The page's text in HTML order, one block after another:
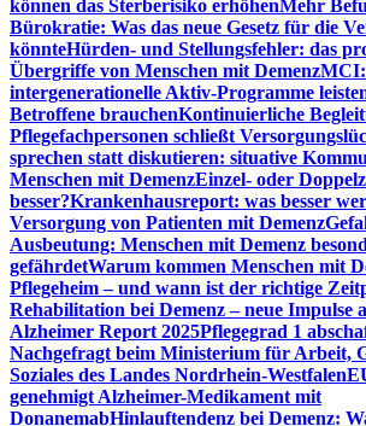
können das Sterberisiko erhöhenMehr
Bürokratie: Was das neue Gesetz für die
könnteHürden- und Stellungsfehler: das
Übergriffe von Menschen mit DemenzMCI:
intergenerationelle Aktiv-Programme
Betroffene brauchenKontinuierliche
Pflegefachpersonen schließt
sprechen statt diskutieren: situative
Menschen mit DemenzEinzel- oder
besser?Krankenhausreport: was besser
Versorgung von Patienten mit Demenz
Ausbeutung: Menschen mit Demenz
gefährdetWarum kommen Menschen mit
Pflegeheim – und wann ist der richtige
Rehabilitation bei Demenz – neue Impulse
Alzheimer Report 2025Pflegegrad 1
Nachgefragt beim Ministerium für Arbeit,
Soziales des Landes Nordrhein-Westfalen
genehmigt Alzheimer-Medikament mit
DonanemabHinlauftendenz bei Demenz: